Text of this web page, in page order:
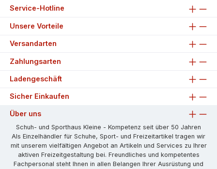
Service-Hotline
Unsere Vorteile
Versandarten
Zahlungsarten
Ladengeschäft
Sicher Einkaufen
Über uns
Schuh- und Sporthaus Kleine - Kompetenz seit über 50 Jahren
Als Einzelhändler für Schuhe, Sport- und Freizeitartikel tragen wir
mit unserem vielfältigen Angebot an Artikeln und Services zu Ihrer
aktiven Freizeitgestaltung bei. Freundliches und kompetentes
Fachpersonal steht Ihnen in allen Belangen Ihrer Ausrüstung und